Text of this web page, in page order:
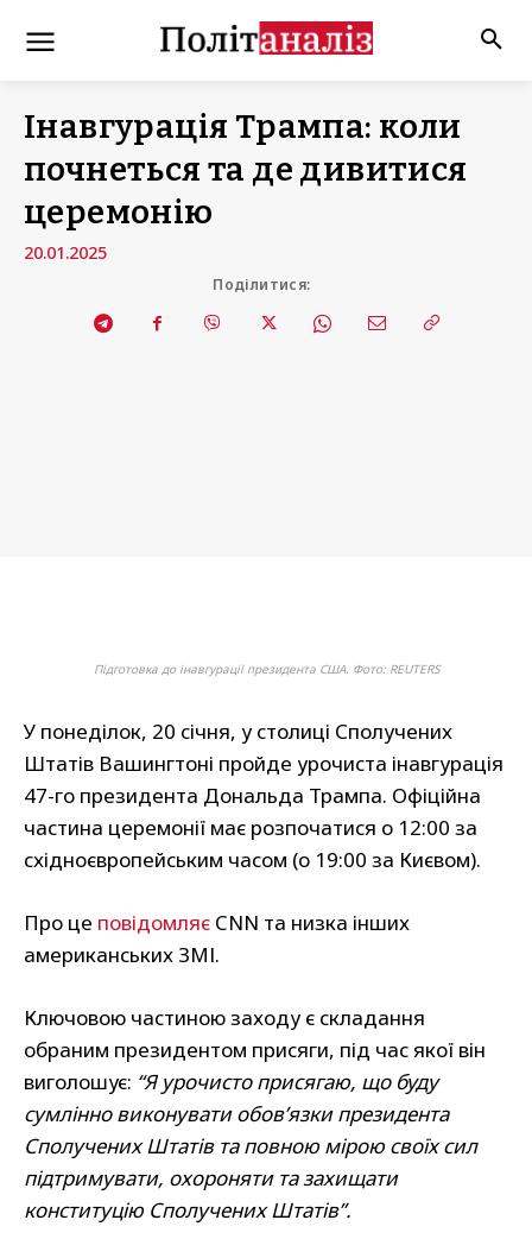
Інавгурація Трампа: коли
почнеться та де дивитися
церемонію
20.01.2025
Поділитися:
Підготовка до інавгурації президента США. Фото: REUTERS
У понеділок, 20 січня, у столиці Сполучених
Штатів Вашингтоні пройде урочиста інавгурація
47-го президента Дональда Трампа. Офіційна
частина церемонії має розпочатися о 12:00 за
східноєвропейським часом (о 19:00 за Києвом).
Про це повідомляє CNN та низка інших
американських ЗМІ.
Ключовою частиною заходу є складання
обраним президентом присяги, під час якої він
виголошує: “Я урочисто присягаю, що буду
сумлінно виконувати обов’язки президента
Сполучених Штатів та повною мірою своїх сил
підтримувати, охороняти та захищати
конституцію Сполучених Штатів”.